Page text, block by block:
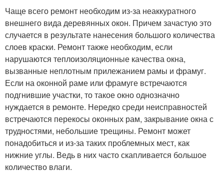
Чаще всего ремонт необходим из-за неаккуратного
внешнего вида деревянных окон. Причем зачастую это
случается в результате нанесения большого количества
слоев краски. Ремонт также необходим, если
нарушаются теплоизоляционные качества окна,
вызванные неплотным прилежанием рамы и фрамуг.
Если на оконной раме или фрамуге встречаются
подгнившие участки, то такое окно однозначно
нуждается в ремонте. Нередко среди неисправностей
встречаются перекосы оконных рам, закрывание окна с
трудностями, небольшие трещины. Ремонт может
понадобиться и из-за таких проблемных мест, как
нижние углы. Ведь в них часто скапливается большое
количество влаги.